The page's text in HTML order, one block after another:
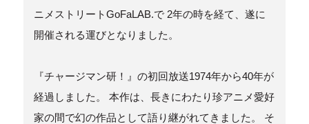
ニメストリートGoFaLAB.で 2年の時を経て、遂に
開催される運びとなりました。
『チャージマン研！』の初回放送1974年から40年が
経過しました。 本作は、長きにわたり珍アニメ愛好
家の間で幻の作品として語り継がれてきました。 そ